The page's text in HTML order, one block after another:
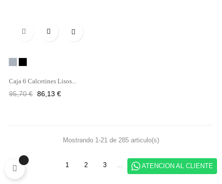
ATENCION AL CLIENTE

Caja 6 Calcetines Lisos...
Precio
95,70 € Precio
86,13 €
Mostrando 1-21 de 285 articulo(s)
1 2 3 … 14